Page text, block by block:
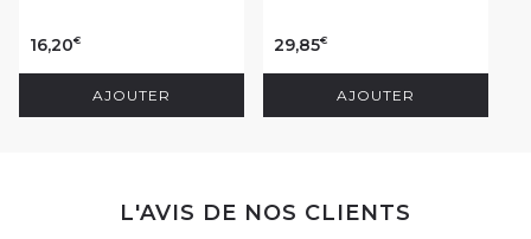
16,20€
AJOUTER
29,85€
AJOUTER
L'AVIS DE NOS CLIENTS